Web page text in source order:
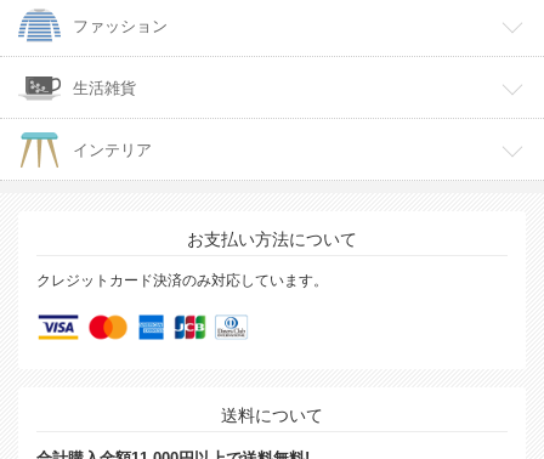
ファッション
生活雑貨
インテリア
お支払い方法について
クレジットカード決済のみ対応しています。
送料について